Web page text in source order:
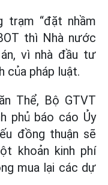
trạm “đặt nhầm
thì Nhà nước
vì nhà đầu tư
của pháp luật.
Thể, Bộ GTVT
phủ báo cáo Ủy
đồng thuận sẽ
khoản kinh phí
mua lại các dự